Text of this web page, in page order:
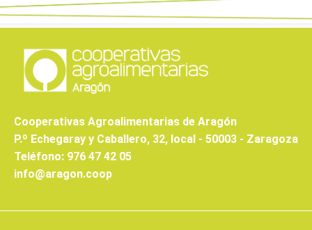
Cooperativas Agroalimentarias de Aragón
P.º Echegaray y Caballero, 32, local - 50003 - Zaragoza
Teléfono: 976 47 42 05
info@aragon.coop